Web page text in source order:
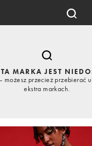
MARKA JEST
przecież przebierać
ekstra markach.